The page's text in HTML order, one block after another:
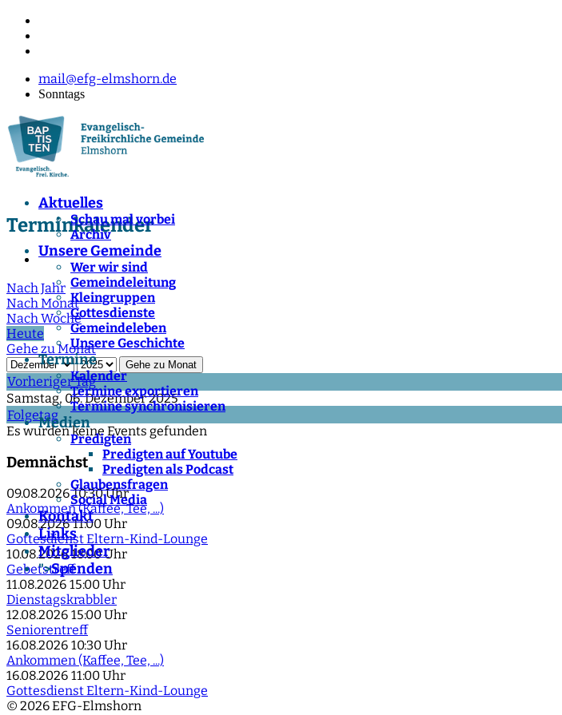
mail@efg-elmshorn.de
Sonntags
Aktuelles
Schau mal vorbei
Archiv
Unsere Gemeinde
Wer wir sind
Gemeindeleitung
Kleingruppen
Gottesdienste
Gemeindeleben
Unsere Geschichte
Termine
Kalender
Termine exportieren
Termine synchronisieren
Medien
Predigten
Predigten auf Youtube
Predigten als Podcast
Glaubensfragen
Social Media
Kontakt
Links
Mitglieder
">Spenden
Terminkalender
Nach Jahr
Nach Monat
Nach Woche
Heute
Gehe zu Monat
Gehe zu Monat
Vorheriger Tag
Samstag, 06. Dezember 2025
Folgetag
Es wurden keine Events gefunden
Demnächst
09.08.2026 10:30 Uhr
Ankommen (Kaffee, Tee, ...)
09.08.2026 11:00 Uhr
Gottesdienst Eltern-Kind-Lounge
10.08.2026 18:00 Uhr
Gebetstreff
11.08.2026 15:00 Uhr
Dienstagskrabbler
12.08.2026 15:00 Uhr
Seniorentreff
16.08.2026 10:30 Uhr
Ankommen (Kaffee, Tee, ...)
16.08.2026 11:00 Uhr
Gottesdienst Eltern-Kind-Lounge
© 2026 EFG-Elmshorn